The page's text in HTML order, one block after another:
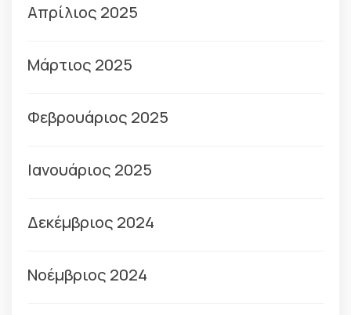
Απρίλιος 2025
Μάρτιος 2025
Φεβρουάριος 2025
Ιανουάριος 2025
Δεκέμβριος 2024
Νοέμβριος 2024